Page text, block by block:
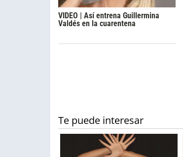
VIDEO | Así entrena Guillermina
Valdés en la cuarentena